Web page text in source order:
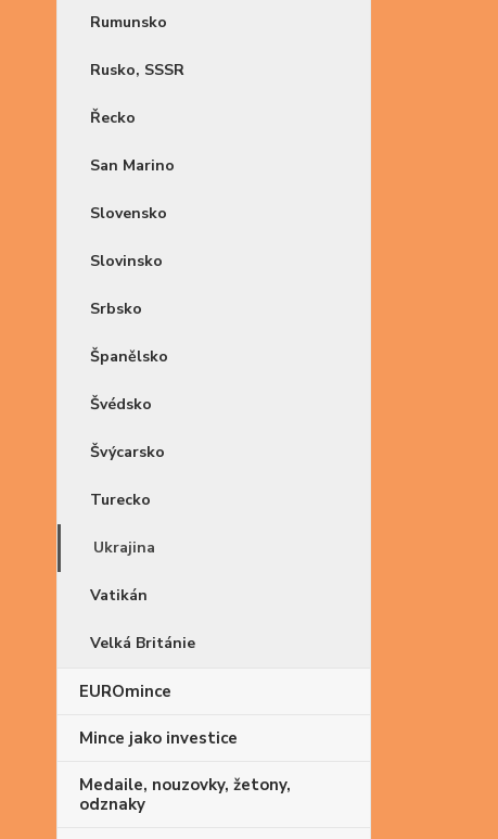
Rumunsko
Rusko, SSSR
Řecko
San Marino
Slovensko
Slovinsko
Srbsko
Španělsko
Švédsko
Švýcarsko
Turecko
Ukrajina
Vatikán
Velká Británie
EUROmince
Mince jako investice
Medaile, nouzovky, žetony,
odznaky